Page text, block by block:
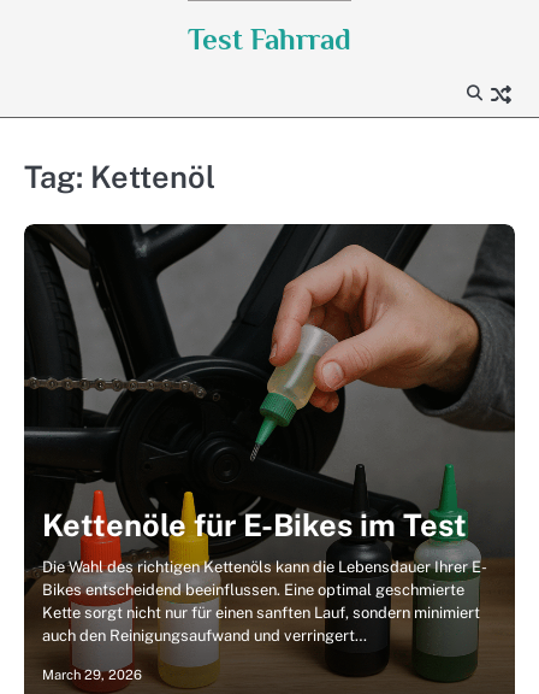
Test Fahrrad
Tag: Kettenöl
Kettenöle für E-Bikes im Test
Die Wahl des richtigen Kettenöls kann die Lebensdauer Ihrer E-
Bikes entscheidend beeinflussen. Eine optimal geschmierte
Kette sorgt nicht nur für einen sanften Lauf, sondern minimiert
auch den Reinigungsaufwand und verringert…
March 29, 2026